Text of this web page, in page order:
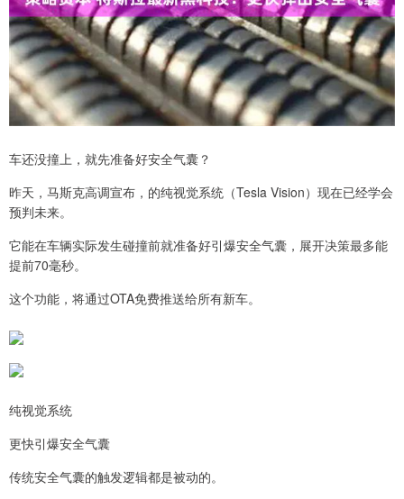
车还没撞上，就先准备好安全气囊？
昨天，马斯克高调宣布，的纯视觉系统（Tesla Vision）现在已经学会
预判未来。
它能在车辆实际发生碰撞前就准备好引爆安全气囊，展开决策最多能
提前70毫秒。
这个功能，将通过OTA免费推送给所有新车。
纯视觉系统
更快引爆安全气囊
传统安全气囊的触发逻辑都是被动的。